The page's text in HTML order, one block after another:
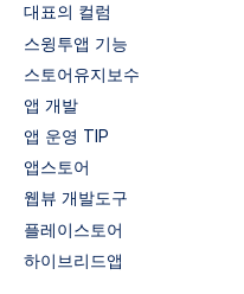
대표의 컬럼
스윙투앱 기능
스토어유지보수
앱 개발
앱 운영 TIP
앱스토어
웹뷰 개발도구
플레이스토어
하이브리드앱